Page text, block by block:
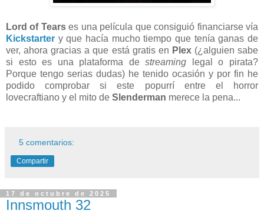
Lord of Tearses una película que consiguió financiarse vía
Kickstarter y que hacía mucho tiempo que tenía ganas de
ver, ahora gracias a que está gratis en Plex(¿alguien sabe
si esto es una plataforma destreaming legal o pirata?
Porque tengo serias dudas) he tenido ocasión y por fin he
podido comprobar si este popurrí entre el horror
lovecraftiano y el mito de Slenderman merece la pena...
5 comentarios:
Compartir
17 de octubre de 2025
Innsmouth 32